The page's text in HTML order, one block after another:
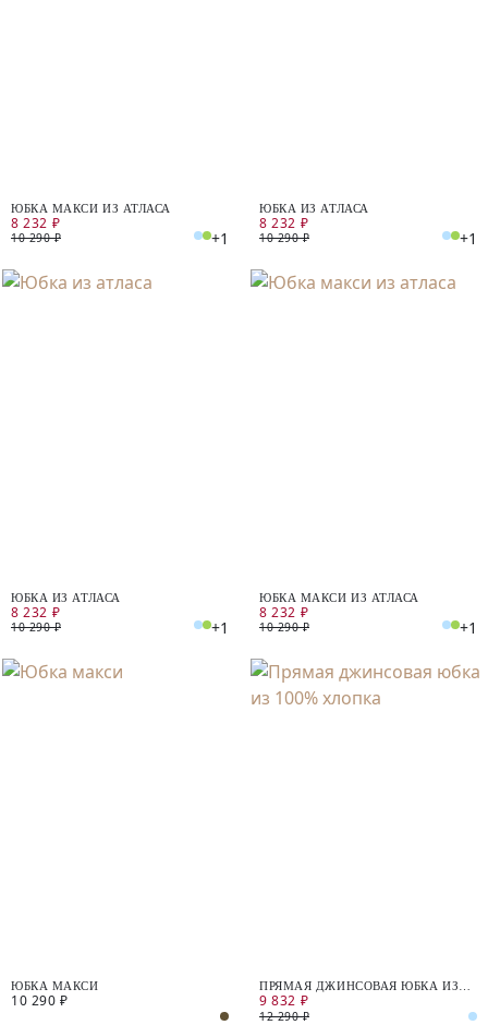
ЮБКА МАКСИ ИЗ АТЛАСА
8 232 ₽
10 290 ₽ +1
ЮБКА ИЗ АТЛАСА
8 232 ₽
10 290 ₽ +1
ЮБКА ИЗ АТЛАСА
8 232 ₽
10 290 ₽ +1
ЮБКА МАКСИ ИЗ АТЛАСА
8 232 ₽
10 290 ₽ +1
ЮБКА МАКСИ
10 290 ₽
ПРЯМАЯ ДЖИНСОВАЯ ЮБКА ИЗ
100% ХЛОПКА
9 832 ₽
12 290 ₽